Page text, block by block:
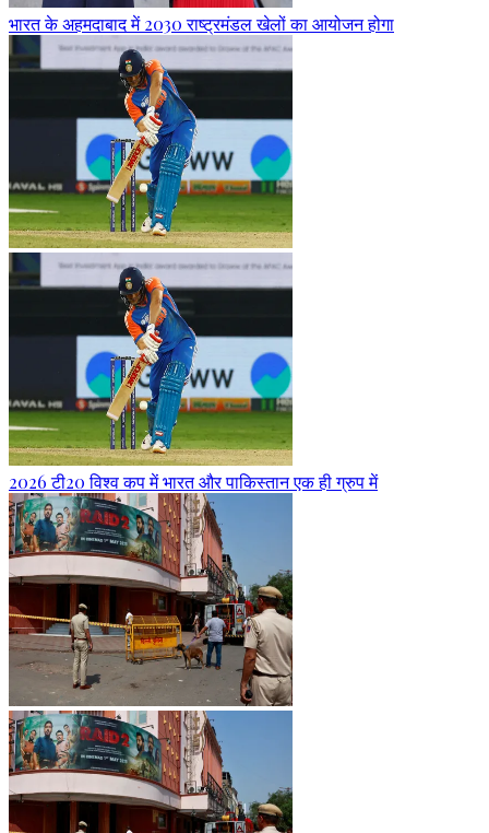
भारत के अहमदाबाद में 2030 राष्ट्रमंडल खेलों का आयोजन होगा
2026 टी20 विश्व कप में भारत और पाकिस्तान एक ही ग्रुप में